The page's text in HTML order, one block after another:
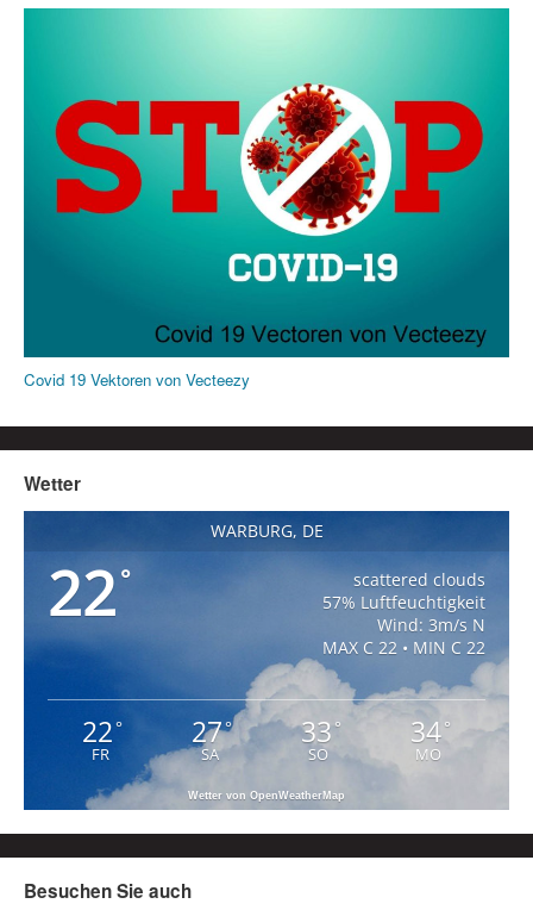
Covid 19 Vektoren von Vecteezy
Wetter
WARBURG, DE
22°
scattered clouds
57% Luftfeuchtigkeit
Wind: 3m/s N
MAX C 22 • MIN C 22
22°
FR
27°
SA
33°
SO
34°
MO
Wetter von OpenWeatherMap
Besuchen Sie auch